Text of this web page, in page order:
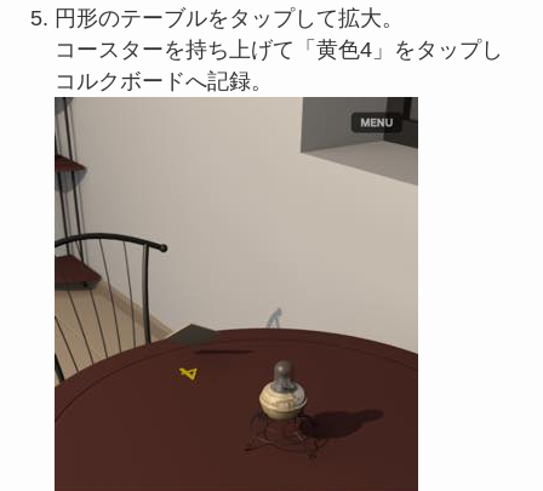
円形のテーブルをタップして拡大。
コースターを持ち上げて「黄色4」をタップし
コルクボードへ記録。